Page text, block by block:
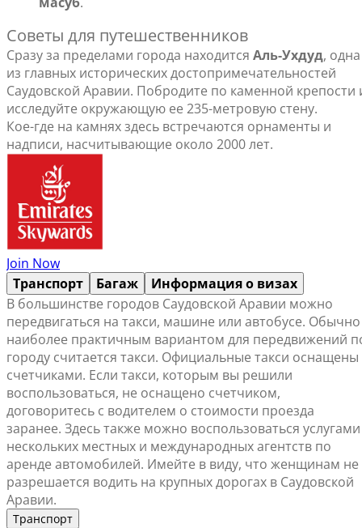
Советы для путешественников
Сразу за пределами города находится Аль-Ухдуд, одна
из главных исторических достопримечательностей
Саудовской Аравии. Побродите по каменной крепости
исследуйте окружающую ее 235-метровую стену.
Кое-где на камнях здесь встречаются орнаменты и
надписи, насчитывающие около 2000 лет.
Join Now
Транспорт
Багаж
Информация о визах
В большинстве городов Саудовской Аравии можно
передвигаться на такси, машине или автобусе. Обычно
наиболее практичным вариантом для передвижений
городу считается такси. Официальные такси оснащены
счетчиками. Если такси, которым вы решили
воспользоваться, не оснащено счетчиком,
договоритесь с водителем о стоимости проезда
заранее. Здесь также можно воспользоваться услугами
нескольких местных и международных агентств по
аренде автомобилей. Имейте в виду, что женщинам не
разрешается водить на крупных дорогах в Саудовской
Аравии.
Транспорт